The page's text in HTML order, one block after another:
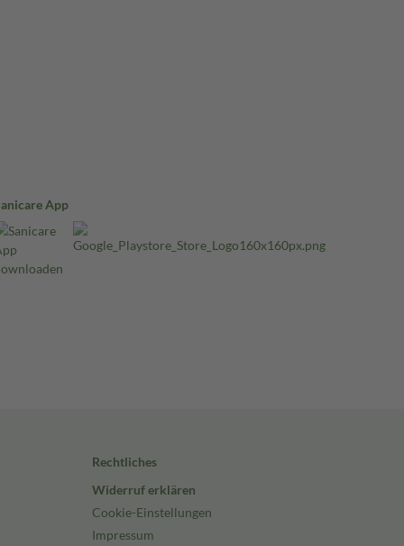
App
Rechtliches
Widerruf erklären
Cookie-Einstellungen
Impressum